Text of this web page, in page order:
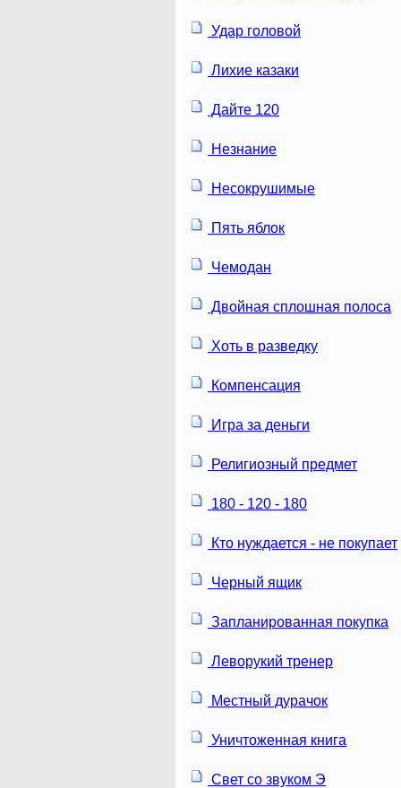
Удар головой
Лихие казаки
Дайте 120
Незнание
Несокрушимые
Пять яблок
Чемодан
Двойная сплошная полоса
Хоть в разведку
Компенсация
Игра за деньги
Религиозный предмет
180 - 120 - 180
Кто нуждается - не покупает
Черный ящик
Запланированная покупка
Леворукий тренер
Местный дурачок
Уничтоженная книга
Свет со звуком Э